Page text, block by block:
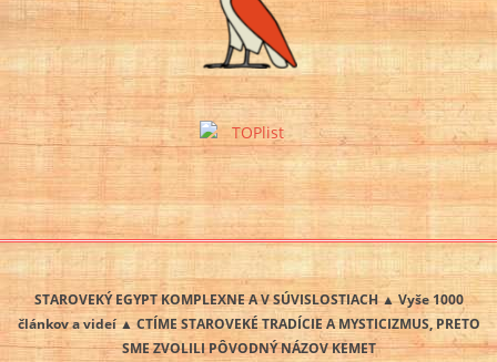
STAROVEKÝ EGYPT KOMPLEXNE A V SÚVISLOSTIACH ▲ Vyše 1000
článkov a videí ▲ CTÍME STAROVEKÉ TRADÍCIE A MYSTICIZMUS, PRETO
SME ZVOLILI PÔVODNÝ NÁZOV KEMET